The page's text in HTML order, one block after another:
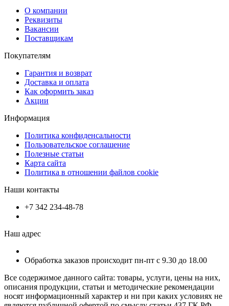
О компании
Реквизиты
Вакансии
Поставщикам
Покупателям
Гарантия и возврат
Доставка и оплата
Как оформить заказ
Акции
Информация
Политика конфиденсальности
Пользовательское соглашение
Полезные статьи
Карта сайта
Политика в отношении файлов cookie
Наши контакты
+7 342 234-48-78
Наш адрес
Обработка заказов происходит пн-пт с 9.30 до 18.00
Все содержимое данного сайта: товары, услуги, цены на них,
описания продукции, статьи и методические рекомендации
носят информационный характер и ни при каких условиях не